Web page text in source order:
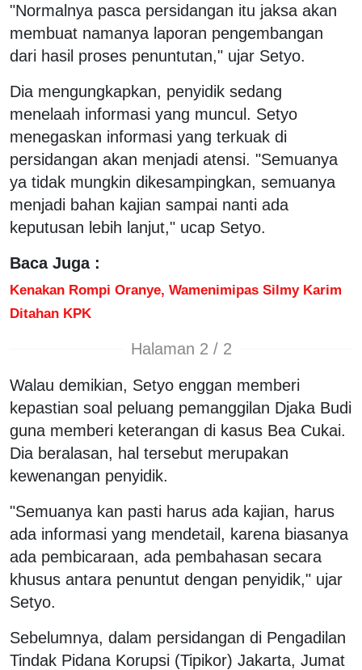
"Normalnya pasca persidangan itu jaksa akan
membuat namanya laporan pengembangan
dari hasil proses penuntutan," ujar Setyo.
Dia mengungkapkan, penyidik sedang
menelaah informasi yang muncul. Setyo
menegaskan informasi yang terkuak di
persidangan akan menjadi atensi. "Semuanya
ya tidak mungkin dikesampingkan, semuanya
menjadi bahan kajian sampai nanti ada
keputusan lebih lanjut," ucap Setyo.
Baca Juga :
Kenakan Rompi Oranye, Wamenimipas Silmy Karim
Ditahan KPK
Halaman 2 / 2
Walau demikian, Setyo enggan memberi
kepastian soal peluang pemanggilan Djaka Budi
guna memberi keterangan di kasus Bea Cukai.
Dia beralasan, hal tersebut merupakan
kewenangan penyidik.
"Semuanya kan pasti harus ada kajian, harus
ada informasi yang mendetail, karena biasanya
ada pembicaraan, ada pembahasan secara
khusus antara penuntut dengan penyidik," ujar
Setyo.
Sebelumnya, dalam persidangan di Pengadilan
Tindak Pidana Korupsi (Tipikor) Jakarta, Jumat